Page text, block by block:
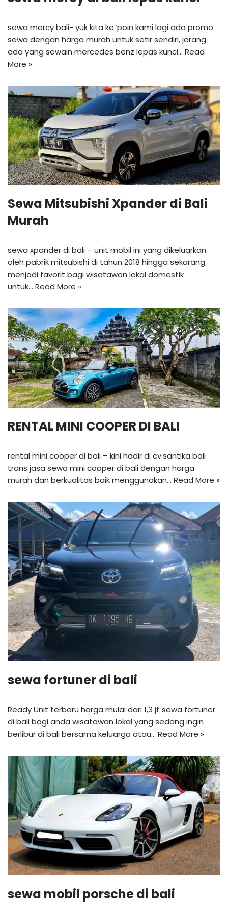
sewa mercy bali- yuk kita ke”poin kami lagi ada promo
sewa dengan harga murah untuk setir sendiri, jarang
ada yang sewain mercedes benz lepas kunci… Read
More »
Sewa Mitsubishi Xpander di Bali
Murah
sewa xpander di bali – unit mobil ini yang dikeluarkan
oleh pabrik mitsubishi di tahun 2018 hingga sekarang
menjadi favorit bagi wisatawan lokal domestik
untuk… Read More »
RENTAL MINI COOPER DI BALI
rental mini cooper di bali – kini hadir di cv.santika bali
trans jasa sewa mini cooper di bali dengan harga
murah dan berkualitas baik menggunakan… Read More »
sewa fortuner di bali
Ready Unit terbaru harga mulai dari 1,3 jt sewa fortuner
di bali bagi anda wisatawan lokal yang sedang ingin
berlibur di bali bersama keluarga atau… Read More »
sewa mobil porsche di bali